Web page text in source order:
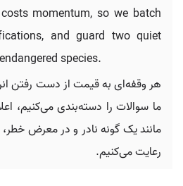
momentum, so we batch
and guard two quiet
species.
هر وقفه‌ای به قیمت از دست رفتن
ما سوالات را دسته‌بندی می‌کنیم،
مانند یک گونه نادر و در معرض
رعایت می‌کنیم.